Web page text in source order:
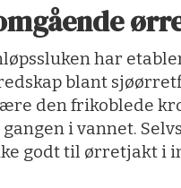
har
blant
den frikoblede
i vannet.
godt til ørretjakt i